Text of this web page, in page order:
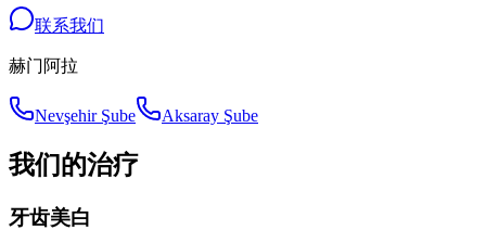
联系我们
赫门阿拉
Nevşehir Şube Aksaray Şube
我们的治疗
牙齿美白